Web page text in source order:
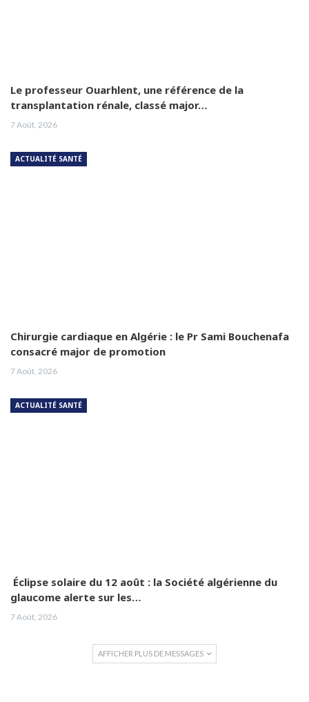
Le professeur Ouarhlent, une référence de la
transplantation rénale, classé major…
7 Août, 2026
ACTUALITÉ SANTÉ
Chirurgie cardiaque en Algérie : le Pr Sami Bouchenafa
consacré major de promotion
7 Août, 2026
ACTUALITÉ SANTÉ
Éclipse solaire du 12 août : la Société algérienne du
glaucome alerte sur les…
7 Août, 2026
AFFICHER PLUS DE MESSAGES